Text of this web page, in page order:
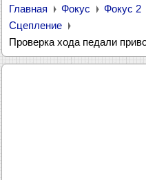
Главная Фокус Фокус 2
Сцепление
Проверка хода педали